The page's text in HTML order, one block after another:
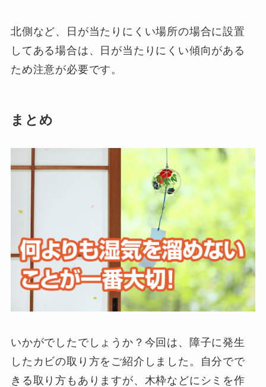
北側など、日が当たりにくい場所の場合に設置
してある場合は、日が当たりにくい傾向がある
ため注意が必要です。
まとめ
いかがでしたでしょうか？今回は、障子に発生
したカビの取り方をご紹介しました。自分でで
きる取り方もありますが、木枠などにシミを作